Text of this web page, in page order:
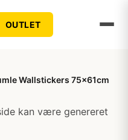
OUTLET
Wallstickers 75x61cm
kan være genereret